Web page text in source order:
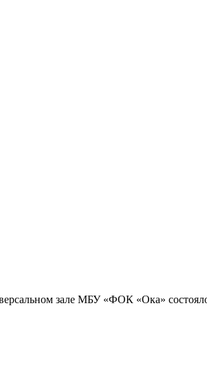
зале МБУ «ФОК «Ока»